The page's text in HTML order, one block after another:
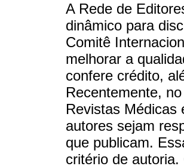
A Rede de
dinâmico para
Comitê
melhorar a
confere crédito,
Recentemente,
Revistas Médicas
autores sejam
que publicam.
critério de